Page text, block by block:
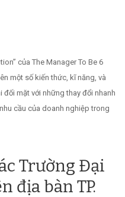
của The Manager To Be 6
một số kiến thức, kĩ năng, và
đối mặt với những thay đổi nhanh
cầu của doanh nghiệp trong
Trường Đại
địa bàn TP.